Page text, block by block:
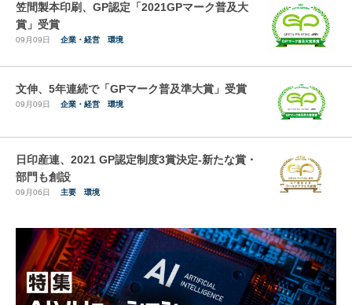
笠間製本印刷、GP認定「2021GPマーク普及大
賞」受賞
09月09日 企業・経営 環境
文伸、5年連続で「GPマーク普及準大賞」受賞
09月09日 企業・経営 環境
日印産連、2021 GP認定制度3賞決定-新たな賞・
部門も創設
09月06日 主要 環境